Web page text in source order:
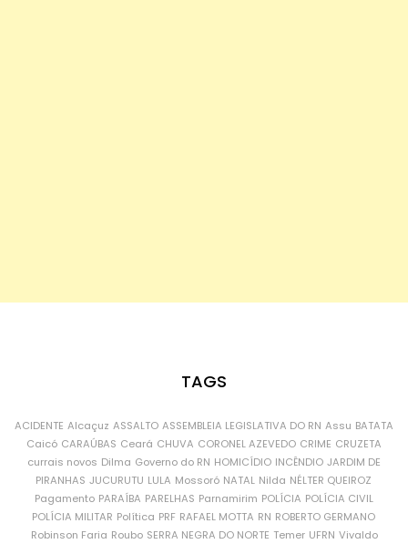
TAGS
ACIDENTE Alcaçuz ASSALTO ASSEMBLEIA LEGISLATIVA DO RN Assu BATATA
Caicó CARAÚBAS Ceará CHUVA CORONEL AZEVEDO CRIME CRUZETA
currais novos Dilma Governo do RN HOMICÍDIO INCÊNDIO JARDIM DE
PIRANHAS JUCURUTU LULA Mossoró NATAL Nilda NÉLTER QUEIROZ
Pagamento PARAÍBA PARELHAS Parnamirim POLÍCIA POLÍCIA CIVIL
POLÍCIA MILITAR Política PRF RAFAEL MOTTA RN ROBERTO GERMANO
Robinson Faria Roubo SERRA NEGRA DO NORTE Temer UFRN Vivaldo